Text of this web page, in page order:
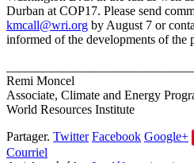
Durban at COP17. Please send
kmcall@wri.org by August 7 or
informed of the developments of the
Remi Moncel
Associate, Climate and Energy
World Resources Institute
Partager. Twitter Facebook Google+
Courriel